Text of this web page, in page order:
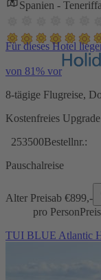
Spanien -
Für dieses Hotel
von 81% vor
8-tägige Flugreise,
Kostenfreies
253500Bestellnr.:
Pauschalreise
Alter Preisab €899,-
pro Person
TUI BLUE Atlantic